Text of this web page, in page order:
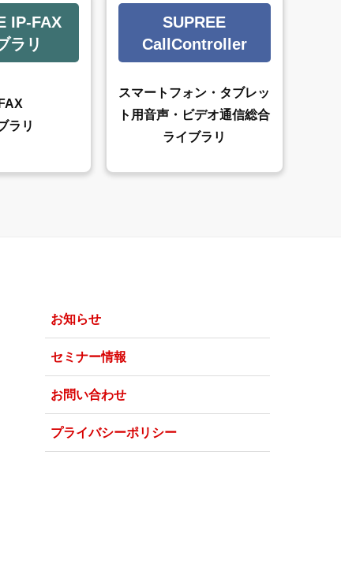
IP-FAX
ラリ
ラリ
SUPREE
CallController
スマートフォン・タブレッ
ト用音声・ビデオ通信総合
ライブラリ
お知らせ
セミナー情報
お問い合わせ
プライバシーポリシー